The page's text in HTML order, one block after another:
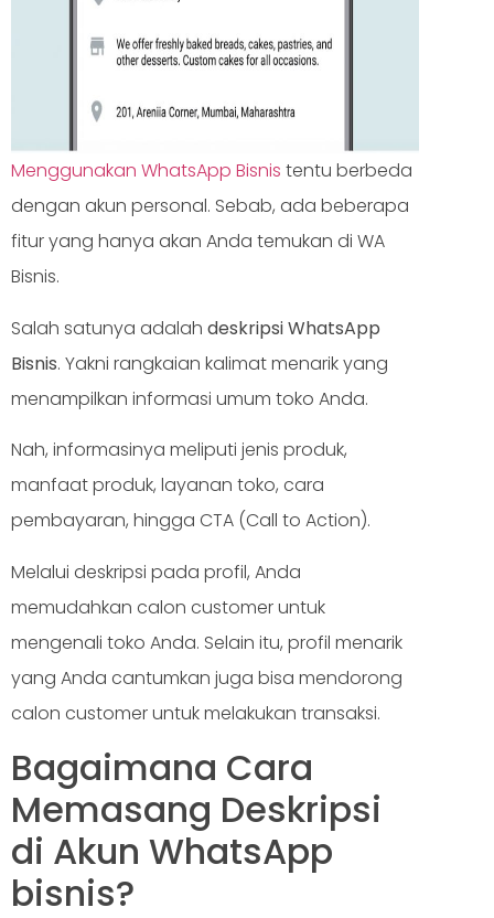
Menggunakan WhatsApp Bisnis tentu berbeda
dengan akun personal. Sebab, ada beberapa
fitur yang hanya akan Anda temukan di WA
Bisnis.
Salah satunya adalah deskripsi WhatsApp
Bisnis. Yakni rangkaian kalimat menarik yang
menampilkan informasi umum toko Anda.
Nah, informasinya meliputi jenis produk,
manfaat produk, layanan toko, cara
pembayaran, hingga CTA (Call to Action).
Melalui deskripsi pada profil, Anda
memudahkan calon customer untuk
mengenali toko Anda. Selain itu, profil menarik
yang Anda cantumkan juga bisa mendorong
calon customer untuk melakukan transaksi.
Bagaimana Cara
Memasang Deskripsi
di Akun WhatsApp
bisnis?